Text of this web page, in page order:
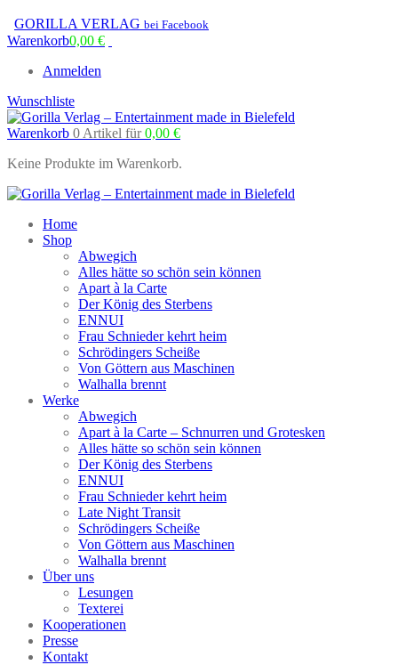
GORILLA VERLAG bei Facebook
Warenkorb0,00 €
Anmelden
Wunschliste
Warenkorb 0 Artikel für 0,00 €
Keine Produkte im Warenkorb.
Home
Shop
Abwegich
Alles hätte so schön sein können
Apart à la Carte
Der König des Sterbens
ENNUI
Frau Schnieder kehrt heim
Schrödingers Scheiße
Von Göttern aus Maschinen
Walhalla brennt
Werke
Abwegich
Apart à la Carte – Schnurren und Grotesken
Alles hätte so schön sein können
Der König des Sterbens
ENNUI
Frau Schnieder kehrt heim
Late Night Transit
Schrödingers Scheiße
Von Göttern aus Maschinen
Walhalla brennt
Über uns
Lesungen
Texterei
Kooperationen
Presse
Kontakt